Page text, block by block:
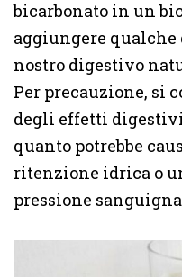
bicarbonato in un
aggiungere
nostro digestivo
Per precauzione, si
degli effetti
quanto potrebbe
ritenzione idrica o
pressione